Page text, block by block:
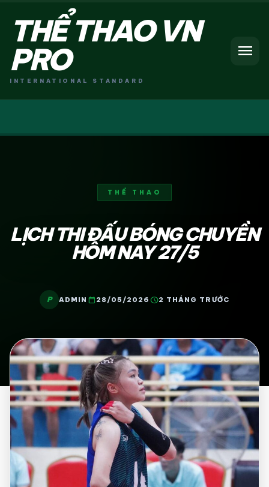
THỂ THAO VN
PRO
INTERNATIONAL STANDARD
menu
THỂ THAO
LỊCH THI ĐẤU BÓNG CHUYỀN
HÔM NAY 27/5
P ADMIN calendar_today 28/05/2026 schedule2 THÁNG TRƯỚC